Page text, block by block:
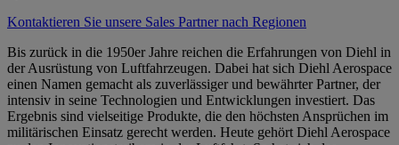
Kontaktieren Sie unsere Sales Partner nach Regionen
Bis zurück in die 1950er Jahre reichen die Erfahrungen von Diehl in
der Ausrüstung von Luftfahrzeugen. Dabei hat sich Diehl Aerospace
einen Namen gemacht als zuverlässiger und bewährter Partner, der
intensiv in seine Technologien und Entwicklungen investiert. Das
Ergebnis sind vielseitige Produkte, die den höchsten Ansprüchen im
militärischen Einsatz gerecht werden. Heute gehört Diehl Aerospace